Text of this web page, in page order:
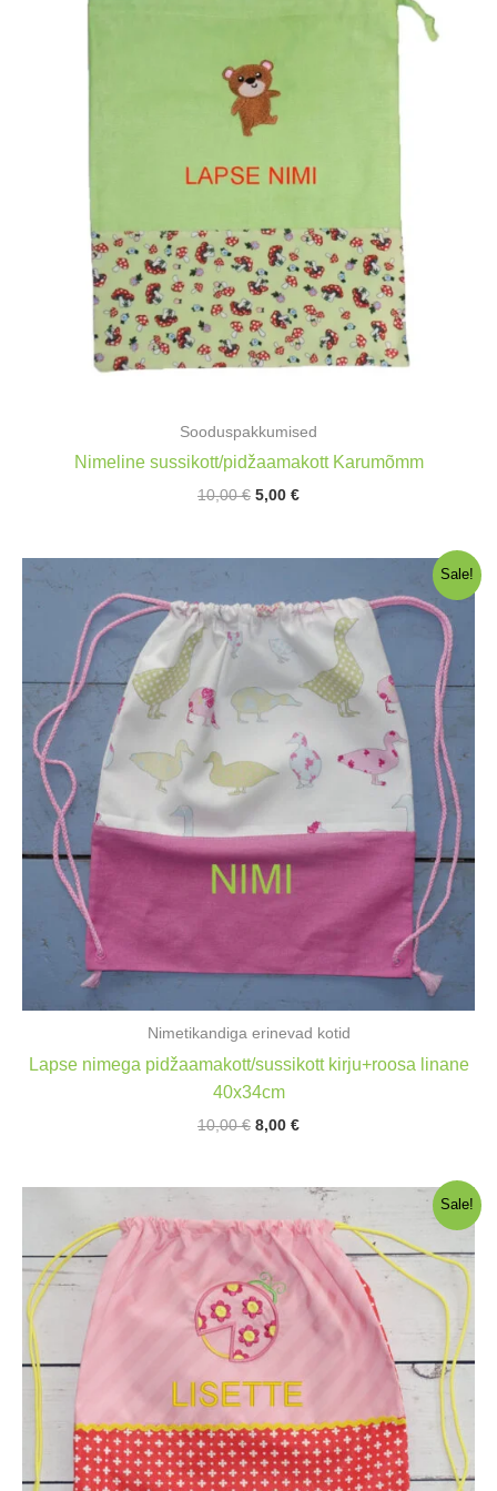
Sooduspakkumised
Nimeline sussikott/pidžaamakott Karumõmm
10,00€ Algne
10,00 €.
5,00 €Praegune
5,00 €.
Sale!
Nimetikandiga erinevad kotid
Lapse nimega pidžaamakott/sussikott kirju+roosa linane
40x34cm
10,00€ Algne
10,00 €.
8,00 €Praegune
8,00 €.
Sale!